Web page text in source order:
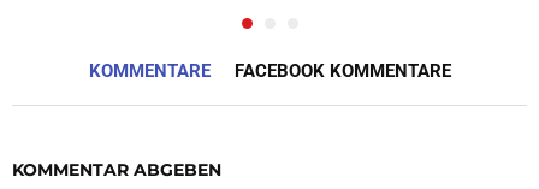
KOMMENTARE FACEBOOK KOMMENTARE
KOMMENTAR ABGEBEN